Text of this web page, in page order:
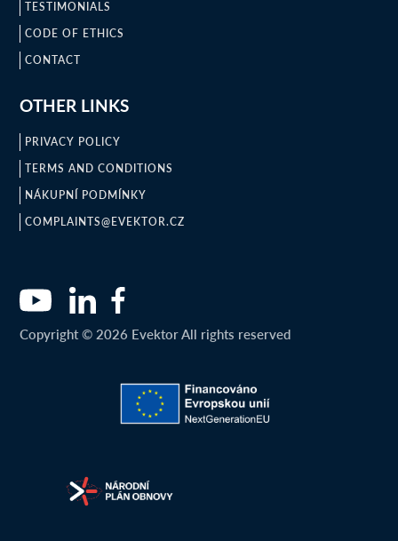
TESTIMONIALS
CODE OF ETHICS
CONTACT
OTHER LINKS
PRIVACY POLICY
TERMS AND CONDITIONS
NÁKUPNÍ PODMÍNKY
COMPLAINTS@EVEKTOR.CZ
Copyright © 2026 Evektor All rights reserved